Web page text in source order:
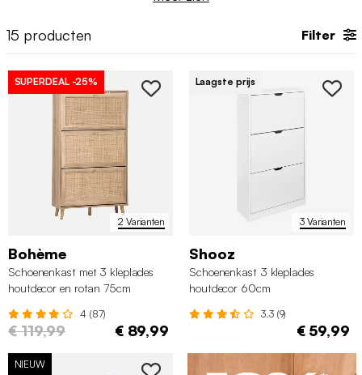
je nu een minimalist, een schoenenverslaafde of een groot
15 producten Filter
2 Varianten
SUPERDEAL -25%
Bohème
Schoenenkast met 3 kleplades
houtdecor en rotan 75cm
4 (87)
€ 119,99 € 89,99
3 Varianten
Laagste prijs
Shooz
Schoenenkast 3 kleplades
houtdecor 60cm
3.3 (9)
€ 59,99
NIEUW